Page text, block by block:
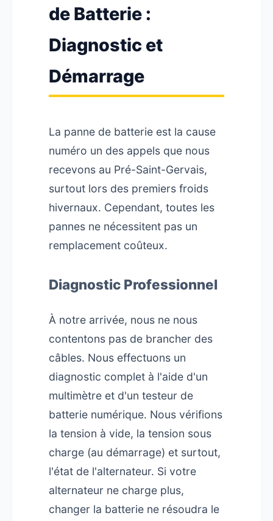
de Batterie :
Diagnostic et
Démarrage
La panne de batterie est la cause
numéro un des appels que nous
recevons au Pré-Saint-Gervais,
surtout lors des premiers froids
hivernaux. Cependant, toutes les
pannes ne nécessitent pas un
remplacement coûteux.
Diagnostic Professionnel
À notre arrivée, nous ne nous
contentons pas de brancher des
câbles. Nous effectuons un
diagnostic complet à l'aide d'un
multimètre et d'un testeur de
batterie numérique. Nous vérifions
la tension à vide, la tension sous
charge (au démarrage) et surtout,
l'état de l'alternateur. Si votre
alternateur ne charge plus,
changer la batterie ne résoudra le